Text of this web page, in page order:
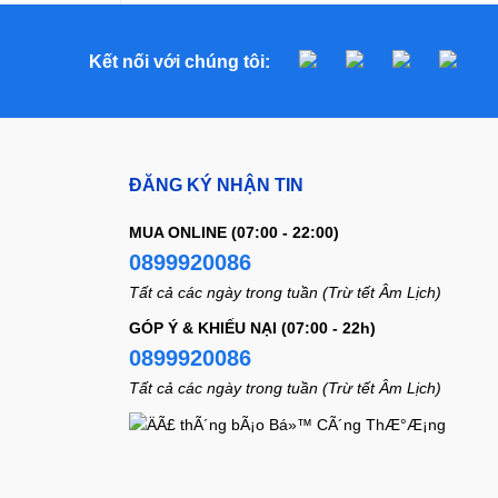
Kết nối với chúng tôi:
ĐĂNG KÝ NHẬN TIN
MUA ONLINE (07:00 - 22:00)
0899920086
Tất cả các ngày trong tuần (Trừ tết Âm Lịch)
GÓP Ý & KHIẾU NẠI (07:00 - 22h)
0899920086
Tất cả các ngày trong tuần (Trừ tết Âm Lịch)